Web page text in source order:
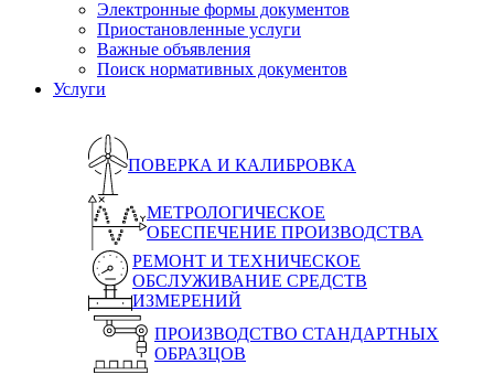
Электронные формы документов
Приостановленные услуги
Важные объявления
Поиск нормативных документов
Услуги
ПОВЕРКА И КАЛИБРОВКА
МЕТРОЛОГИЧЕСКОЕ
ОБЕСПЕЧЕНИЕ ПРОИЗВОДСТВА
РЕМОНТ И ТЕХНИЧЕСКОЕ
ОБСЛУЖИВАНИЕ СРЕДСТВ
ИЗМЕРЕНИЙ
ПРОИЗВОДСТВО СТАНДАРТНЫХ
ОБРАЗЦОВ